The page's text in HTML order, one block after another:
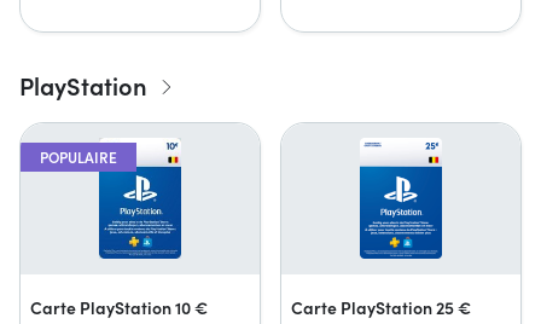
PlayStation
POPULAIRE
Carte PlayStation 10 € Carte PlayStation 25 €